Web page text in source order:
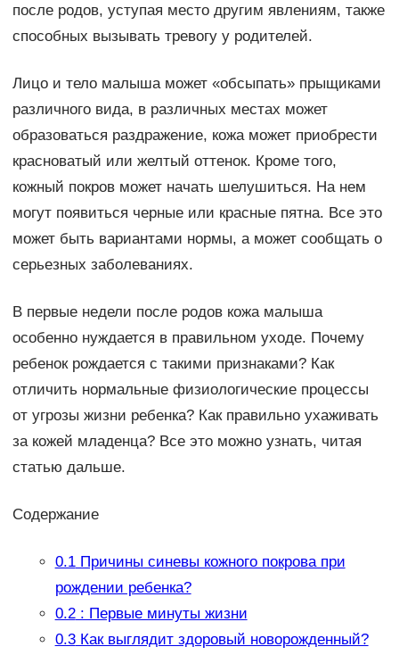
после родов, уступая место другим явлениям, также
способных вызывать тревогу у родителей.
Лицо и тело малыша может «обсыпать» прыщиками
различного вида, в различных местах может
образоваться раздражение, кожа может приобрести
красноватый или желтый оттенок. Кроме того,
кожный покров может начать шелушиться. На нем
могут появиться черные или красные пятна. Все это
может быть вариантами нормы, а может сообщать о
серьезных заболеваниях.
В первые недели после родов кожа малыша
особенно нуждается в правильном уходе. Почему
ребенок рождается с такими признаками? Как
отличить нормальные физиологические процессы
от угрозы жизни ребенка? Как правильно ухаживать
за кожей младенца? Все это можно узнать, читая
статью дальше.
Содержание
0.1Причины синевы кожного покрова при
рождении ребенка?
0.2: Первые минуты жизни
0.3Как выглядит здоровый новорожденный?